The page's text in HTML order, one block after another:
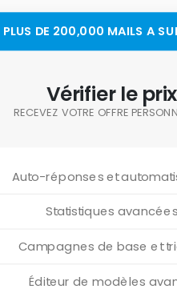
PLUS DE 200,000 MAILS A
Vérifier le prix
RECEVEZ VOTRE OFFRE
Auto-réponses et
Statistiques avancées
Campagnes de base et
Éditeur de modèles